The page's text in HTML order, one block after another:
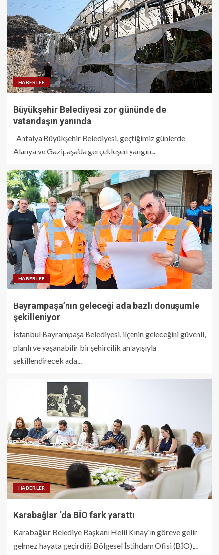
HABERLER
Büyükşehir Belediyesi zor gününde de
vatandaşın yanında
Antalya Büyükşehir Belediyesi, geçtiğimiz günlerde
Alanya ve Gazipaşa’da gerçekleşen yangın...
HABERLER
Bayrampaşa’nın geleceği ada bazlı dönüşümle
şekilleniyor
İstanbul Bayrampaşa Belediyesi, ilçenin geleceğini güvenli,
planlı ve yaşanabilir bir şehircilik anlayışıyla
şekillendirecek ada...
HABERLER
Karabağlar ‘da BİO fark yarattı
Karabağlar Belediye Başkanı Helil Kınay'ın göreve gelir
gelmez hayata geçirdiği Bölgesel İstihdam Ofisi (BİO),...